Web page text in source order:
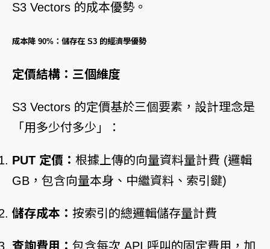
S3 Vectors 的成本優勢。
成本降 90%：儲存在 S3 的經濟學優勢
定價結構：三個維度
S3 Vectors 的定價基於三個要素，設計理念是
「用多少付多少」：
PUT 定價： 根據上傳的向量資料量計費 (邏輯
GB，包含向量本身、中繼資料、索引鍵)
儲存成本： 按索引的總邏輯儲存量計費
查詢費用： 包含每次 API 呼叫的固定費用，加